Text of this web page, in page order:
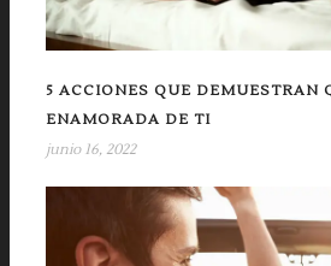
5 ACCIONES QUE DEMUESTRAN
ENAMORADA DE TI
junio 16, 2022